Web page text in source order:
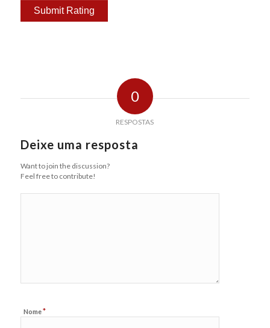
0
RESPOSTAS
Deixe uma resposta
Want to join the discussion?
Feel free to contribute!
Nome*